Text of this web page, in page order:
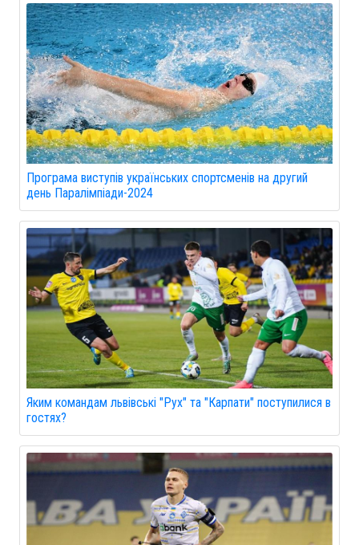
Програма виступів українських спортсменів на другий
день Паралімпіади-2024
Яким командам львівські "Рух" та "Карпати" поступилися в
гостях?